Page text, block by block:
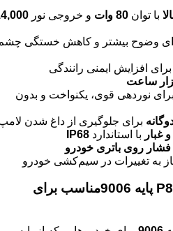
با توان 80 وات و خروجی نور
وضوح بیشتر و کاهش خستگی
برای افزایش ایمنی رانندگی
برای نوردهی قوی، یکنواخت و بدون
برای جلوگیری از داغ شدن
غبار با استاندارد IP68
روی باتری خودرو
به تغییرات در سیم‌کشی خودرو
لامپ هدلایت پرمیوم P80Max پایه 9006مناسب برای